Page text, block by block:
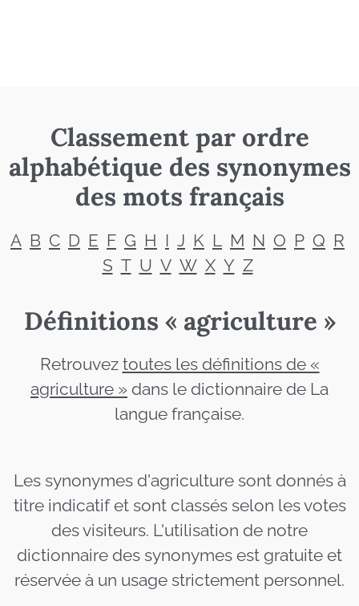
Classement par ordre
alphabétique des synonymes
des mots français
A B C D E F G H I J K L M N O P Q R
S T U V W X Y Z
Définitions « agriculture »
Retrouvez toutes les définitions de «
agriculture » dans le dictionnaire de La
langue française.
Les synonymes d'agriculture sont donnés à
titre indicatif et sont classés selon les votes
des visiteurs. L'utilisation de notre
dictionnaire des synonymes est gratuite et
réservée à un usage strictement personnel.